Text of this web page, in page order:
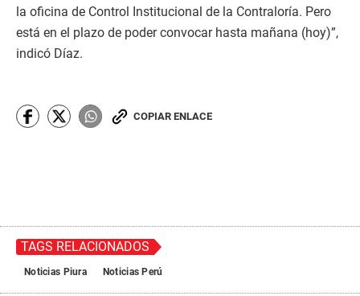
la oficina de Control Institucional de la Contraloría. Pero
está en el plazo de poder convocar hasta mañana (hoy)”,
indicó Díaz.
COPIAR ENLACE
TAGS RELACIONADOS
Noticias Piura Noticias Perú